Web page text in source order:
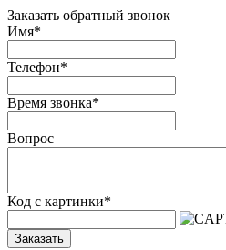
Заказать обратный звонок
Имя*
Телефон*
Время звонка*
Вопрос
Код с картинки*
Заказать